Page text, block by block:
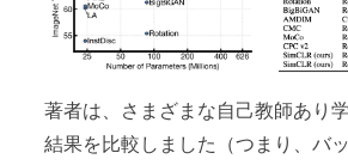
著者は、さまざまな自己教師あり
結果を比較しました（つまり、バ